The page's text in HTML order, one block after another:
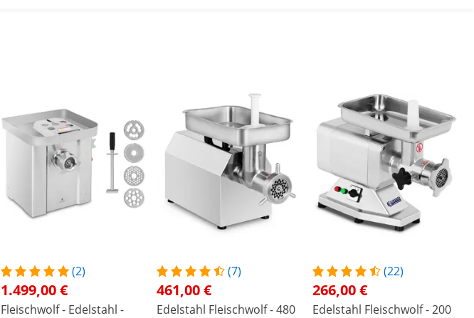
(2)
1.499,00 €
Fleischwolf - Edelstahl -
(7)
461,00 €
Edelstahl Fleischwolf - 480
(22)
266,00 €
Edelstahl Fleischwolf - 200